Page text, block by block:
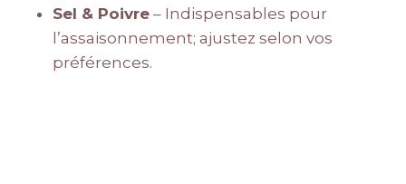
Sel & Poivre – Indispensables pour
l’assaisonnement; ajustez selon vos
préférences.